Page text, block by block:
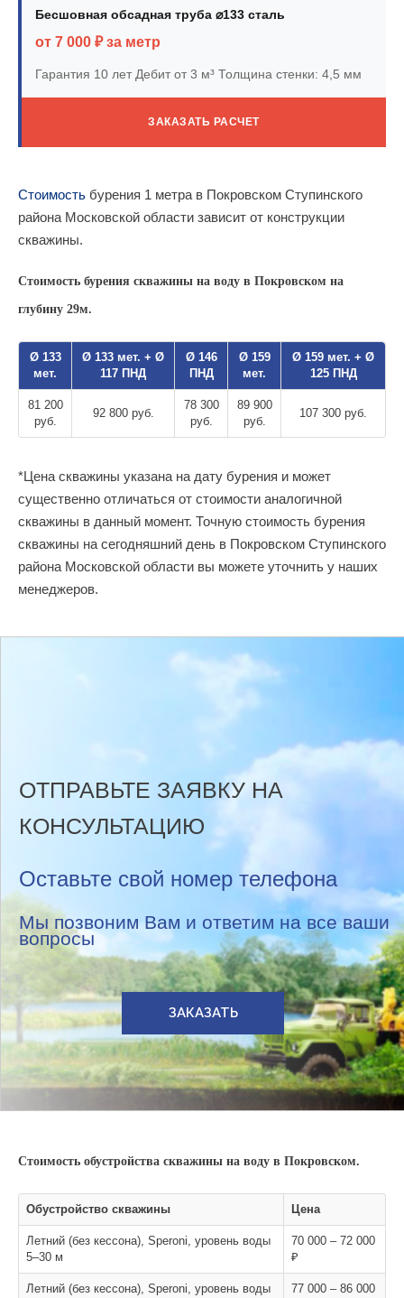
Бесшовная обсадная труба ⌀133 сталь
от 7 000 ₽ за метр
Гарантия 10 летДебит от 3 м³ Толщина стенки: 4,5 мм
ЗАКАЗАТЬ РАСЧЕТ
Стоимость бурения 1 метра в Покровском Ступинского
района Московской области зависит от конструкции
скважины.
Стоимость бурения скважины на воду в Покровском на
глубину 29м.
Ø 133
мет.
Ø 133 мет. + Ø
117 ПНД
Ø 146
ПНД
Ø 159
мет.
Ø 159 мет. + Ø
125 ПНД
81 200
руб.
92 800 руб.
78 300
руб.
89 900
руб.
107 300 руб.
*Цена скважины указана на дату бурения и может
существенно отличаться от стоимости аналогичной
скважины в данный момент. Точную стоимость бурения
скважины на сегодняшний день в Покровском Ступинского
района Московской области вы можете уточнить у наших
менеджеров.
ОТПРАВЬТЕ ЗАЯВКУ НА
КОНСУЛЬТАЦИЮ
Оставьте свой номер телефона
Мы позвоним Вам и ответим на все ваши
вопросы
ЗАКАЗАТЬ
Стоимость обустройства скважины на воду в Покровском.
Обустройство скважины Цена
Летний (без кессона), Speroni, уровень воды
5–30 м
70 000 – 72 000
₽
Летний (без кессона), Speroni, уровень воды
77 000 – 86 000